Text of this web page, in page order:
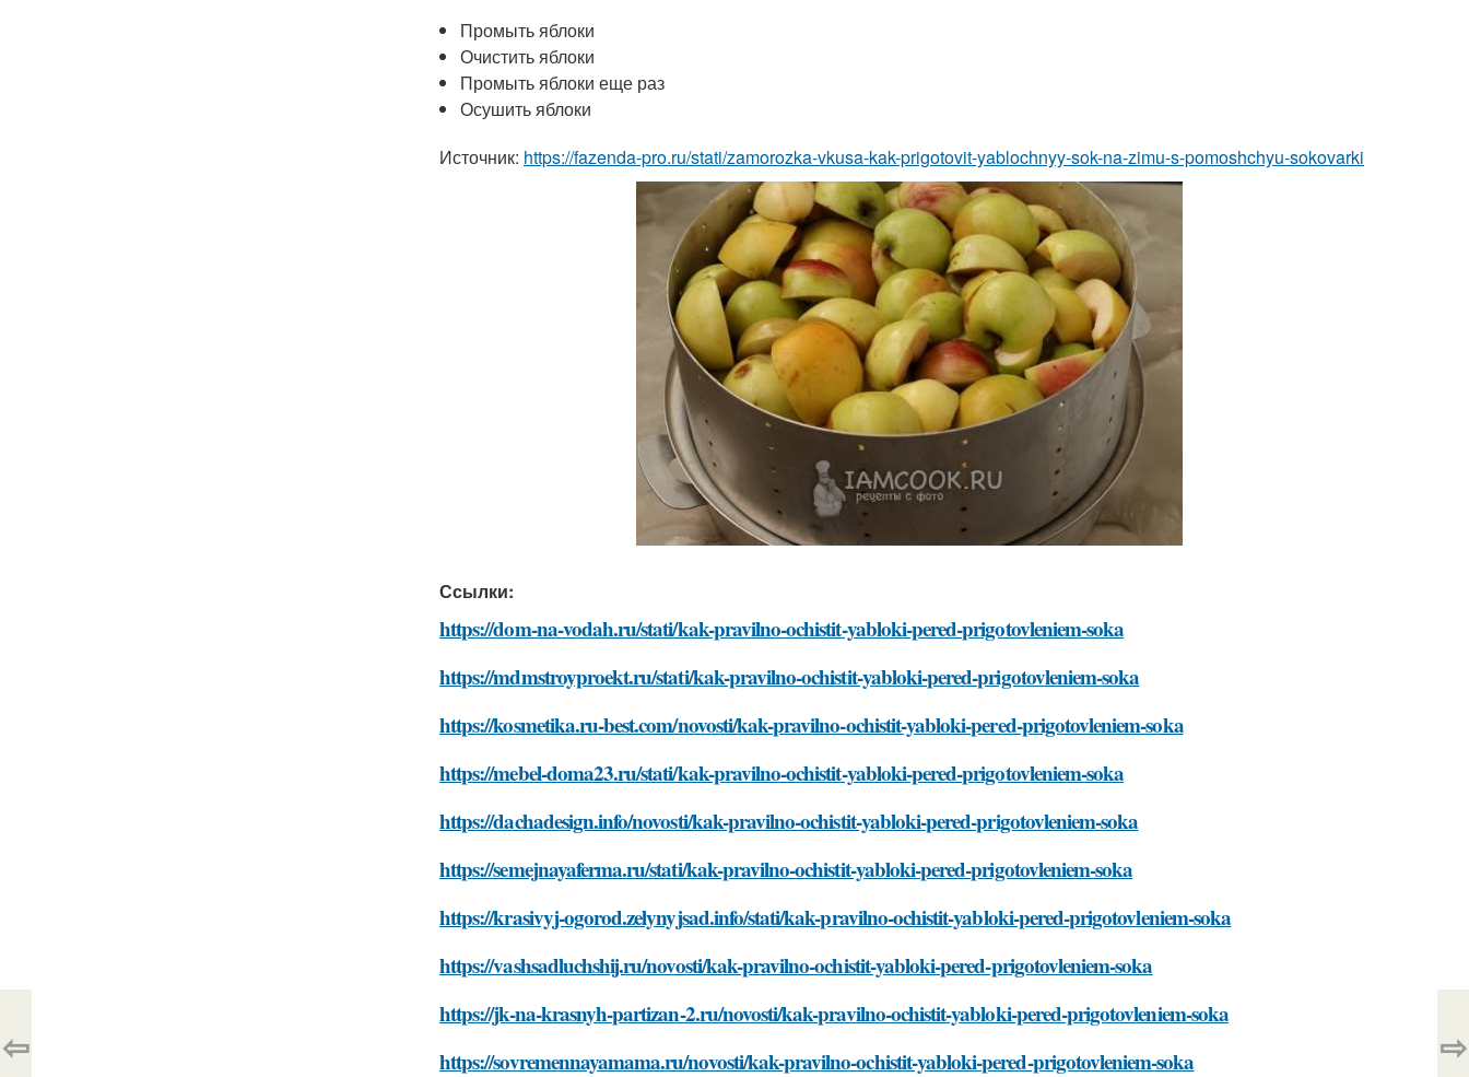
Промыть яблоки
Очистить яблоки
Промыть яблоки еще раз
Осушить яблоки
Источник: https://fazenda-pro.ru/stati/zamorozka-vkusa-kak-prigotovit-yablochnyy-sok-na-zimu-s-pomoshchyu-sokovarki
Ссылки:
https://dom-na-vodah.ru/stati/kak-pravilno-ochistit-yabloki-pered-prigotovleniem-soka
https://mdmstroyproekt.ru/stati/kak-pravilno-ochistit-yabloki-pered-prigotovleniem-soka
https://kosmetika.ru-best.com/novosti/kak-pravilno-ochistit-yabloki-pered-prigotovleniem-soka
https://mebel-doma23.ru/stati/kak-pravilno-ochistit-yabloki-pered-prigotovleniem-soka
https://dachadesign.info/novosti/kak-pravilno-ochistit-yabloki-pered-prigotovleniem-soka
https://semejnayaferma.ru/stati/kak-pravilno-ochistit-yabloki-pered-prigotovleniem-soka
https://krasivyj-ogorod.zelynyjsad.info/stati/kak-pravilno-ochistit-yabloki-pered-prigotovleniem-soka
https://vashsadluchshij.ru/novosti/kak-pravilno-ochistit-yabloki-pered-prigotovleniem-soka
https://jk-na-krasnyh-partizan-2.ru/novosti/kak-pravilno-ochistit-yabloki-pered-prigotovleniem-soka
https://sovremennayamama.ru/novosti/kak-pravilno-ochistit-yabloki-pered-prigotovleniem-soka
⇦ ⇨